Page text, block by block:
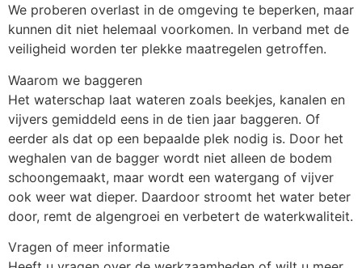
We proberen overlast in de omgeving te beperken, maar
kunnen dit niet helemaal voorkomen. In verband met de
veiligheid worden ter plekke maatregelen getroffen.
Waarom we baggeren
Het waterschap laat wateren zoals beekjes, kanalen en
vijvers gemiddeld eens in de tien jaar baggeren. Of
eerder als dat op een bepaalde plek nodig is. Door het
weghalen van de bagger wordt niet alleen de bodem
schoongemaakt, maar wordt een watergang of vijver
ook weer wat dieper. Daardoor stroomt het water beter
door, remt de algengroei en verbetert de waterkwaliteit.
Vragen of meer informatie